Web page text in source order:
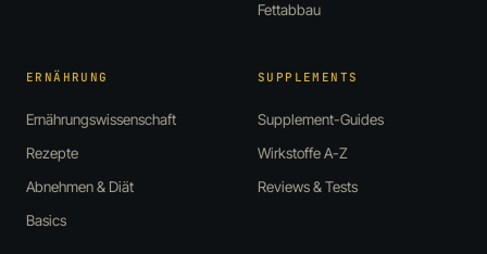
Fettabbau
ERNÄHRUNG
Ernährungswissenschaft
Rezepte
Abnehmen & Diät
Basics
SUPPLEMENTS
Supplement-Guides
Wirkstoffe A-Z
Reviews & Tests